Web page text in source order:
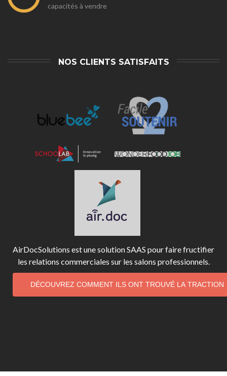
capacités à vendre
NOS CLIENTS SATISFAITS
AirDocSolutions est une solution SAAS pour faire fructifier
les relations commerciales sur les salons professionnels.
DÉCOUVREZ COMMENT ILS ONT TROUVÉ LA TRACTION